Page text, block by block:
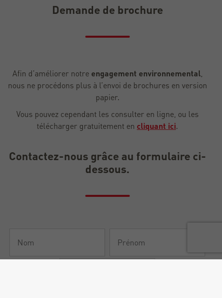
Demande de brochure
Afin d’améliorer notre engagement environnemental,
nous ne procédons plus à l’envoi de brochures en version
papier.
Vous pouvez cependant les consulter en ligne, ou les
télécharger gratuitement en cliquant ici.
Contactez-nous grâce au formulaire ci-
dessous.